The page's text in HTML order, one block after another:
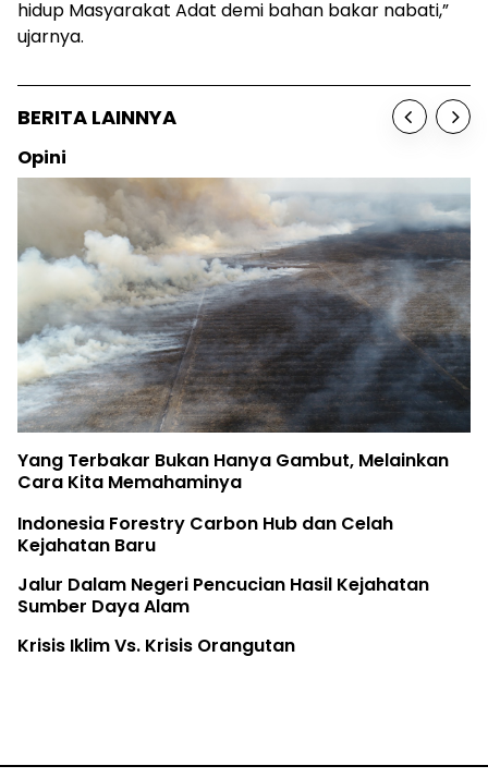
hidup Masyarakat Adat demi bahan bakar nabati,”
ujarnya.
BERITA LAINNYA
Opini
Yang Terbakar Bukan Hanya Gambut, Melainkan
Cara Kita Memahaminya
Indonesia Forestry Carbon Hub dan Celah
Kejahatan Baru
Jalur Dalam Negeri Pencucian Hasil Kejahatan
Sumber Daya Alam
Krisis Iklim Vs. Krisis Orangutan